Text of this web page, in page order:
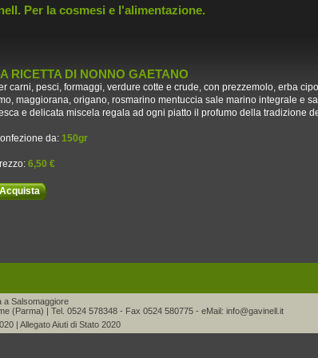
Per la cosmesi e l'alimentazione.
RICETTA DI NONNO GAETANO
carni, pesci, formaggi, verdure cotte e crude, con prezzemolo, erba
maggiorana, origano, rosmarino mentuccia sale marino integrale e
e delicata miscela regala ad ogni piatto il profumo della tradizione
da: 150gr
6,50 €
Acquista
a Salsomaggiore
(Parma) | Tel. 0524 578348 - Fax 0524 580775 - eMail: info@gavinell.it
| Allegato Aiuti di Stato 2020